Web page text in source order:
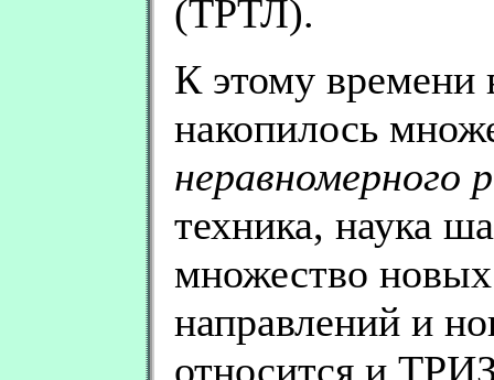
(ТРТЛ).
К этому времени
накопилось
неравномерного
техника, наука
множество
направлений и
относится и